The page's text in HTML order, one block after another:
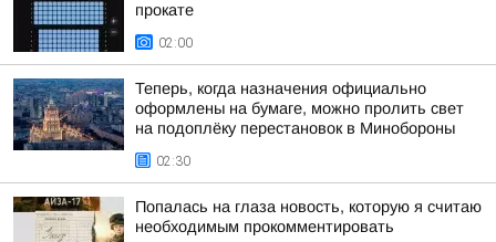
прокате
02:00
Теперь, когда назначения официально
оформлены на бумаге, можно пролить свет
на подоплёку перестановок в Минобороны
02:30
Попалась на глаза новость, которую я считаю
необходимым прокомментировать